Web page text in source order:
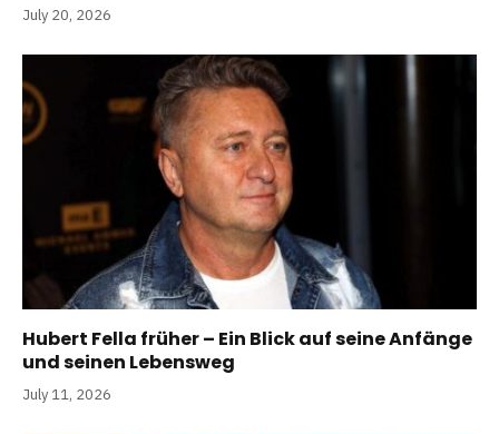
July 20, 2026
Hubert Fella früher – Ein Blick auf seine Anfänge
und seinen Lebensweg
July 11, 2026